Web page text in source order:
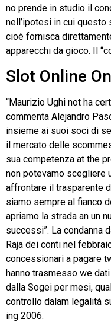
no prende in studio il
nell’ipotesi in cui questo
cioè fornisca
apparecchi da gioco. Il
Slot Online
“Maurizio Ughi not ha
commenta Alejandro
insieme ai suoi soci di
il mercato delle
sua competenza at the
non potevamo scegliere
affrontare il trasparente
siamo sempre al fianco
apriamo la strada an un
successi”. La condanna
Raja dei conti nel
concessionari a pagare
hanno trasmesso we
dalla Sogei per mesi,
controllo dalam legalità
ing 2006.